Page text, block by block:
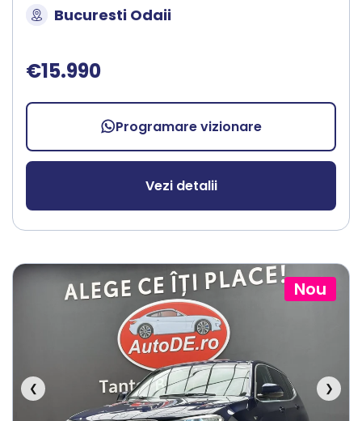
Bucuresti Odaii
€15.990
Programare vizionare
Vezi detalii
Nou
❮ ❯